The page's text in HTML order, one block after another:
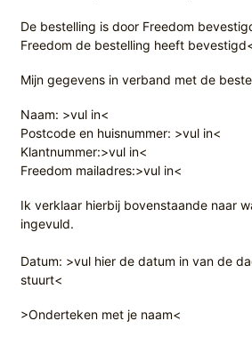
De bestelling is door Freedom
Freedom de bestelling heeft
Mijn gegevens in verband met de
Naam: >vul in<
Postcode en huisnummer: >vul in<
Klantnummer:>vul in<
Freedom mailadres:>vul in<
Ik verklaar hierbij bovenstaande naar
ingevuld.
Datum: >vul hier de datum in van de
stuurt<
>Onderteken met je naam<